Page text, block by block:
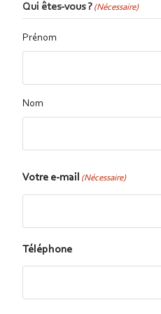
Qui êtes-vous ? (Nécessaire)
Prénom
Nom
Votre e-mail (Nécessaire)
Téléphone